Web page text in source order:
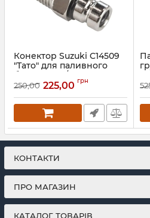
Конектор Suzuki C14509
"Тато" для паливного
бака (Small / 11 мм)
Артикул: C14509
250,00 225,00 грн
КОНТАКТИ
ПРО МАГАЗИН
КАТАЛОГ ТОВАРІВ